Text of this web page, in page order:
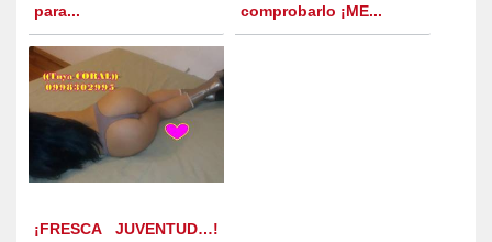
para...
comprobarlo ¡ME...
¡FRESCA JUVENTUD…!